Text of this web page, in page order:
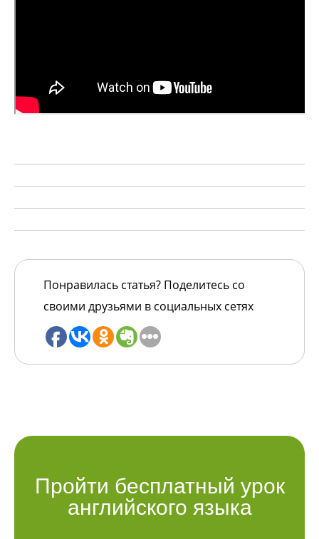
Понравилась статья? Поделитесь со
своими друзьями в социальных сетях
Пройти бесплатный урок
английского языка